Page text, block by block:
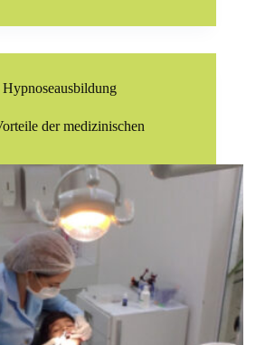
der medizinischen